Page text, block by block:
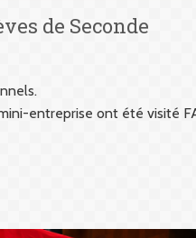
de Seconde
entreprise ont été visité